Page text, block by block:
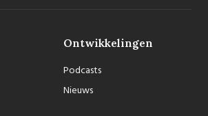
Ontwikkelingen
Podcasts
Nieuws